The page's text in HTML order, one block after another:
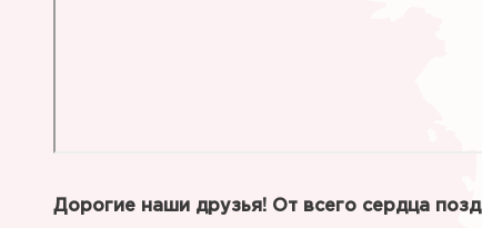
Дорогие наши друзья! От всего сердца